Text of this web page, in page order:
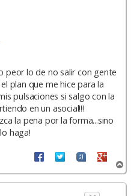
peor lo de no salir con gente
plan que me hice para la
pulsaciones si salgo con la
en un asocial!!!
la pena por la forma...sino
haga!
r
r